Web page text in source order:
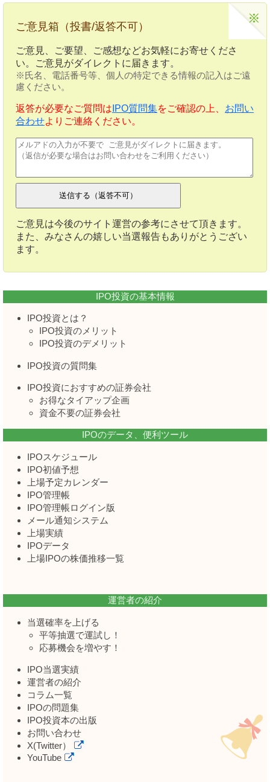
ご意見箱（投書/返答不可）
ご意見、ご要望、ご感想などお気軽にお寄せくださ
い。ご意見がダイレクトに届きます。
※氏名、電話番号等、個人の特定できる情報の記入はご遠
慮ください。
返答が必要なご質問は IPO質問集をご確認の上、 お問い
合わせよりご連絡ください。
ご意見は今後のサイト運営の参考にさせて頂きます。
また、みなさんの嬉しい当選報告もありがとうござい
ます。
IPO投資の基本情報
IPO投資とは？
IPO投資のメリット
IPO投資のデメリット
IPO投資の質問集
IPO投資におすすめの証券会社
お得なタイアップ企画
資金不要の証券会社
IPOのデータ、便利ツール
IPOスケジュール
IPO初値予想
上場予定カレンダー
IPO管理帳
IPO管理帳ログイン版
メール通知システム
上場実績
IPOデータ
上場IPOの株価推移一覧
運営者の紹介
当選確率を上げる
平等抽選で運試し！
応募機会を増やす！
IPO当選実績
運営者の紹介
コラム一覧
IPOの問題集
IPO投資本の出版
お問い合わせ
X(Twitter）
YouTube